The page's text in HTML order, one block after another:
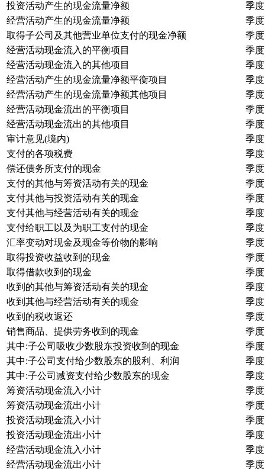
投资活动产生的现金流量净额
季度
经营活动产生的现金流量净额
季度
取得子公司及其他营业单位支付的现金净额
季度
经营活动现金流入的平衡项目
季度
经营活动现金流入的其他项目
季度
经营活动产生的现金流量净额平衡项目
季度
经营活动产生的现金流量净额其他项目
季度
经营活动现金流出的平衡项目
季度
经营活动现金流出的其他项目
季度
审计意见(境内)
季度
支付的各项税费
季度
偿还债务所支付的现金
季度
支付的其他与筹资活动有关的现金
季度
支付其他与投资活动有关的现金
季度
支付其他与经营活动有关的现金
季度
支付给职工以及为职工支付的现金
季度
汇率变动对现金及现金等价物的影响
季度
取得投资收益收到的现金
季度
取得借款收到的现金
季度
收到的其他与筹资活动有关的现金
季度
收到其他与经营活动有关的现金
季度
收到的税收返还
季度
销售商品、提供劳务收到的现金
季度
其中:子公司吸收少数股东投资收到的现金
季度
其中:子公司支付给少数股东的股利、利润
季度
其中:子公司减资支付给少数股东的现金
季度
筹资活动现金流入小计
季度
筹资活动现金流出小计
季度
投资活动现金流入小计
季度
投资活动现金流出小计
季度
经营活动现金流入小计
季度
经营活动现金流出小计
季度